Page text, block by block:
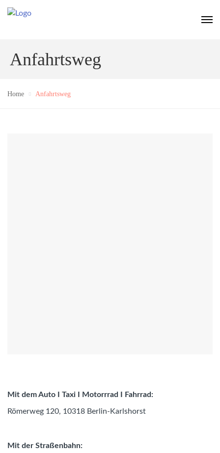
Anfahrtsweg
Home Anfahrtsweg
Mit dem Auto I Taxi I Motorrrad I Fahrrad:
Römerweg 120, 10318 Berlin-Karlshorst
Mit der Straßenbahn: